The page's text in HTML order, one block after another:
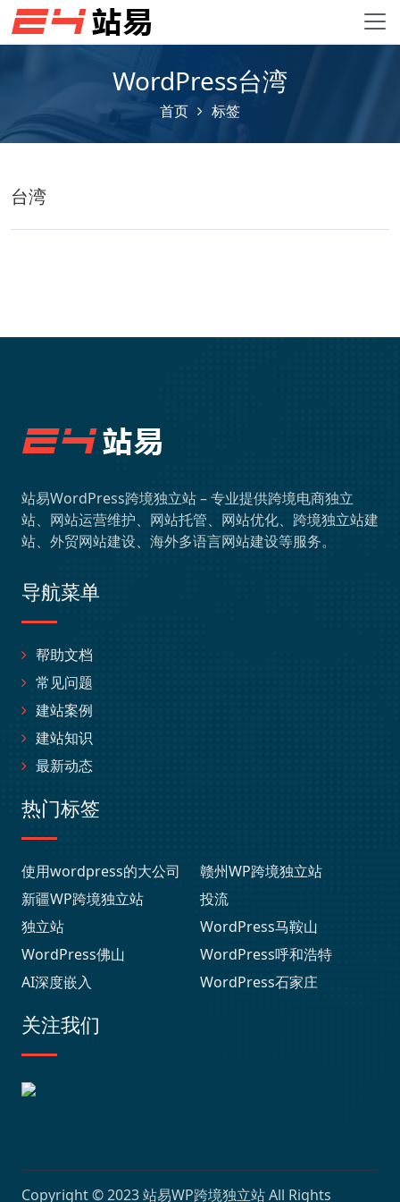
WordPress台湾
首页 标签
台湾
站易WordPress跨境独立站 – 专业提供跨境电商独立
站、网站运营维护、网站托管、网站优化、跨境独立站建
站、外贸网站建设、海外多语言网站建设等服务。
导航菜单
帮助文档
常见问题
建站案例
建站知识
最新动态
热门标签
使用wordpress的大公司
赣州WP跨境独立站
新疆WP跨境独立站
投流
独立站
WordPress马鞍山
WordPress佛山
WordPress呼和浩特
AI深度嵌入
WordPress石家庄
关注我们
Copyright © 2023站易WP跨境独立站All Rights